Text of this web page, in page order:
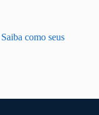
Saiba como seus